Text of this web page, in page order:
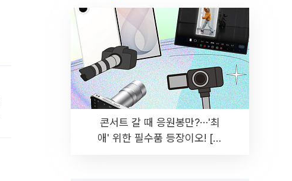
콘서트 갈 때 응원봉만?⋯'최
애' 위한 필수품 등장이오! [솔